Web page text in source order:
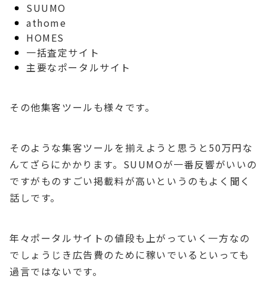
SUUMO
athome
HOMES
一括査定サイト
主要なポータルサイト
その他集客ツールも様々です。
そのような集客ツールを揃えようと思うと50万円な
んてざらにかかります。SUUMOが一番反響がいいの
ですがものすごい掲載料が高いというのもよく聞く
話しです。
年々ポータルサイトの値段も上がっていく一方なの
でしょうじき広告費のために稼いでいるといっても
過言ではないです。